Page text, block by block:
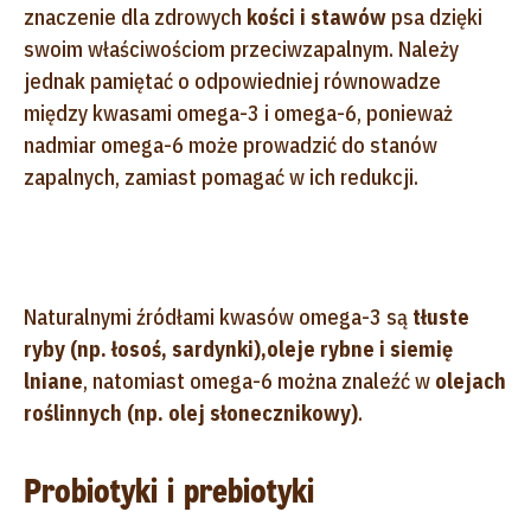
znaczenie dla zdrowych kości i stawów psa dzięki
swoim właściwościom przeciwzapalnym. Należy
jednak pamiętać o odpowiedniej równowadze
między kwasami omega-3 i omega-6, ponieważ
nadmiar omega-6 może prowadzić do stanów
zapalnych, zamiast pomagać w ich redukcji.
Naturalnymi źródłami kwasów omega-3 są tłuste
ryby (np. łosoś, sardynki),oleje rybne i siemię
lniane, natomiast omega-6 można znaleźć w olejach
roślinnych (np. olej słonecznikowy).
Probiotyki i prebiotyki